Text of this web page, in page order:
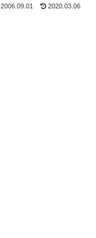
2006.09.01 2020.03.06